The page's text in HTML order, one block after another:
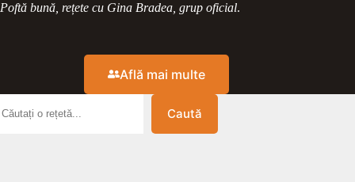
Poftă bună, rețete cu Gina Bradea, grup oficial.
Află mai multe
Caută